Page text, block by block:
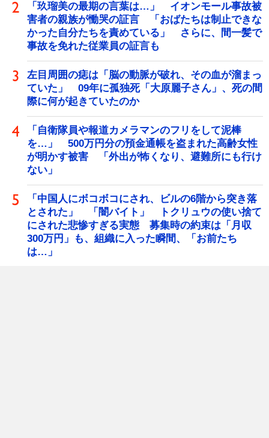
「玖瑠美の最期の言葉は…」 イオンモール事故被
害者の親族が慟哭の証言 「おばたちは制止できな
かった自分たちを責めている」 さらに、間一髪で
事故を免れた従業員の証言も
左目周囲の痣は「脳の動脈が破れ、その血が溜まっ
ていた」 09年に孤独死「大原麗子さん」、死の間
際に何が起きていたのか
「自衛隊員や報道カメラマンのフリをして泥棒
を…」 500万円分の預金通帳を盗まれた高齢女性
が明かす被害 「外出が怖くなり、避難所にも行け
ない」
「中国人にボコボコにされ、ビルの6階から突き落
とされた」 「闇バイト」 トクリュウの使い捨て
にされた悲惨すぎる実態 募集時の約束は「月収
300万円」も、組織に入った瞬間、「お前たち
は…」